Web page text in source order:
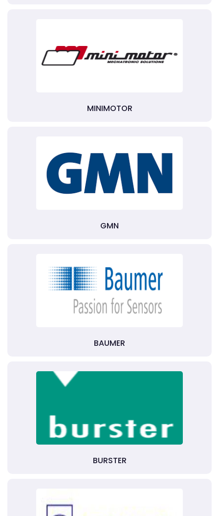
MINIMOTOR
GMN
BAUMER
BURSTER